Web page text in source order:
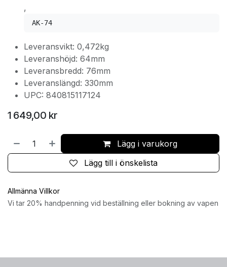
,
AK-74
Leveransvikt: 0,472kg
Leveranshöjd: 64mm
Leveransbredd: 76mm
Leveranslängd: 330mm
UPC: 840815117124
1 649,00 kr
Lägg i varukorg
Lägg till i önskelista
Allmänna Villkor
Vi tar 20% handpenning vid beställning eller bokning av vapen